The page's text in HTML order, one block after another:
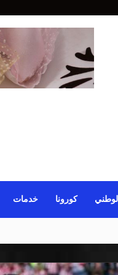
كورونا خدمات